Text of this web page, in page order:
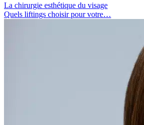
La chirurgie esthétique du visage
Quels liftings choisir pour votre…